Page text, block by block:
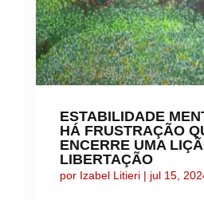
ESTABILIDADE
HÁ FRUSTRAÇÃO
ENCERRE UMA
LIBERTAÇÃO
por Izabel Litieri| jul 15,